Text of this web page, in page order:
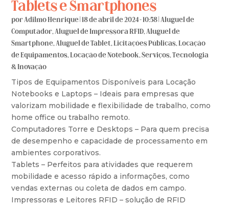
Tablets e Smartphones
porAdilmo Henrique |18 de abril de 2024 - 10:58 |Aluguel de
Computador,Aluguel de Impressora RFID,Aluguel de
Smartphone,Aluguel de Tablet,Licitações Públicas,Locação
de Equipamentos,Locação de Notebook,Serviços,Tecnologia
& Inovação
Tipos de Equipamentos Disponíveis para Locação
Notebooks e Laptops – Ideais para empresas que
valorizam mobilidade e flexibilidade de trabalho, como
home office ou trabalho remoto.
Computadores Torre e Desktops – Para quem precisa
de desempenho e capacidade de processamento em
ambientes corporativos.
Tablets – Perfeitos para atividades que requerem
mobilidade e acesso rápido a informações, como
vendas externas ou coleta de dados em campo.
Impressoras e Leitores RFID – solução de RFID